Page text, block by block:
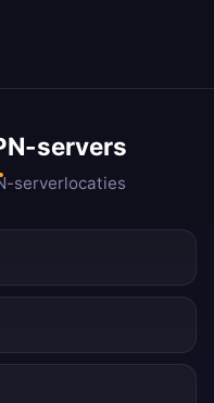
servers
serverlocaties